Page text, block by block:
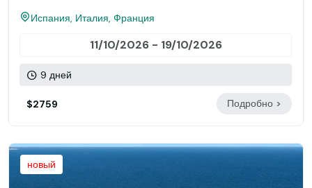
Испания, Италия, Франция
11/10/2026 - 19/10/2026
9 дней
$2759 Подробно >
новый